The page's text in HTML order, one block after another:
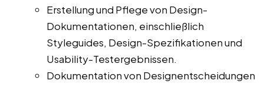
Erstellung und Pflege von Design-
Dokumentationen, einschließlich
Styleguides, Design-Spezifikationen und
Usability-Testergebnissen.
Dokumentation von Designentscheidungen